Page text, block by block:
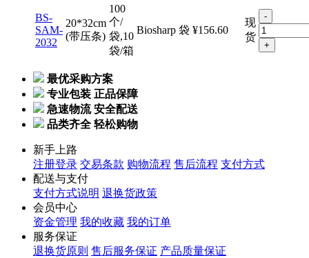
SAM-
2032
(带压条)
个/
袋,10
袋/箱
货
+
专业包装 正品保障
急速物流 安全配送
品类齐全 轻松购物
注册登录
配送与支付
支付方式说明
会员中心
资金管理
服务保证
退换货原则
关于我们